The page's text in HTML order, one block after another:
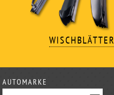
WISCHBLÄTTER
AUTOMARKE